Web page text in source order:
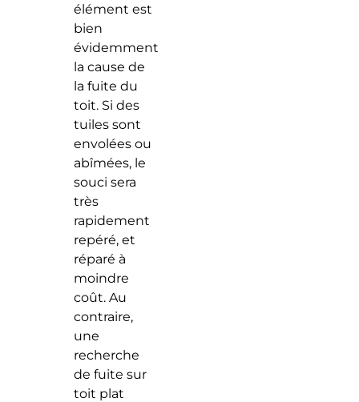
élément est
bien
évidemment
la cause de
la fuite du
toit. Si des
tuiles sont
envolées ou
abîmées, le
souci sera
très
rapidement
repéré, et
réparé à
moindre
coût. Au
contraire,
une
recherche
de fuite sur
toit plat